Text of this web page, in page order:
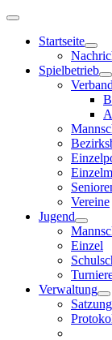
Startseite
Spielbetrieb
Vereine
Jugend
Einzel
Verwaltung